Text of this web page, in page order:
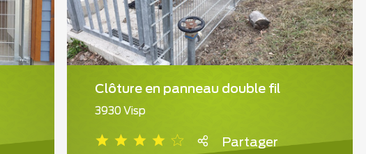
Clôture en panneau double fil
3930 Visp
Partager